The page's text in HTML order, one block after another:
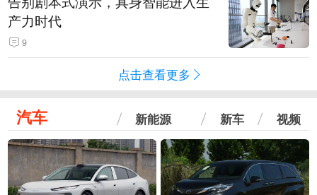
产力时代
9
点击查看更多
汽车 新能源 新车 视频